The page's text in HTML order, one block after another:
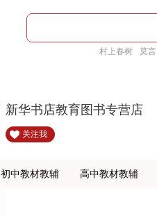
村上春树 莫言
新华书店教育图书专营店
关注我
初中教材教辅 高中教材教辅